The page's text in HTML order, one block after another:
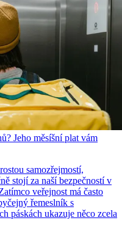
Jeho měsíšní plat vám
samozřejmostí,
stojí za naší bezpečností v
veřejnost má často
řemeslník s
páskách ukazuje něco zcela